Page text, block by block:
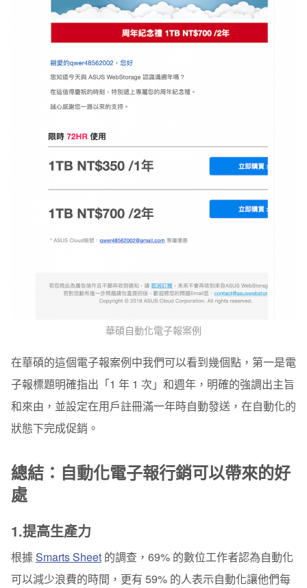
華碩自動化電子報案例
在華碩的這個電子報案例中我們可以看到幾個點，第一是電
子報標題明確指出「1 年 1 次」和週年，明確的強調出主旨
和來由，並設定在用戶註冊滿一年時自動發送，在自動化的
狀態下完成促銷。
總結：自動化電子報行銷可以帶來的好
處
1.提高生產力
根據 Smarts Sheet 的調查， 69% 的數位工作者認為自動化
可以減少浪費的時間，更有 59% 的人表示自動化讓他們每